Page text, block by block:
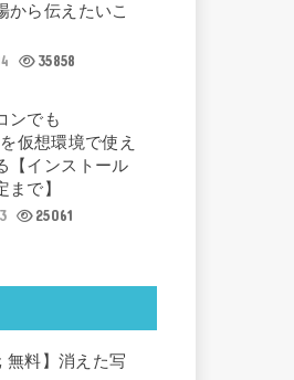
から伝えたいこ
35858
ンでも
仮想環境で使え
【インストール
まで】
25061
無料】消えた写